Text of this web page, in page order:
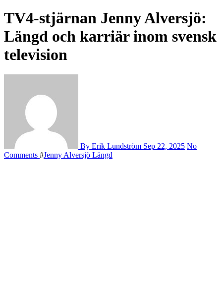
TV4-stjärnan Jenny Alversjö:
Längd och karriär inom svensk
television
By Erik Lundström Sep 22, 2025 No
Comments #Jenny Alversjö Längd